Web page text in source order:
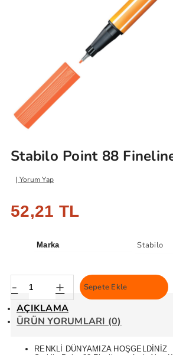
Stabilo Point 88
Yorum Yap
52,21 TL
Marka Stabilo
- + Sepete Ekle
AÇIKLAMA
ÜRÜN YORUMLARI (0)
RENKLİ DÜNYAMIZA HOŞGELDİNİZ